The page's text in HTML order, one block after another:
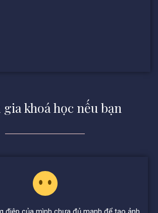
khoá học nếu bạn